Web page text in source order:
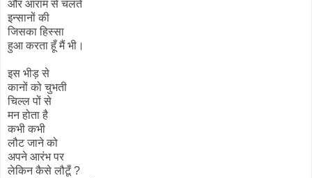
और आराम से चलते
इन्सानों की
जिसका हिस्सा
हुआ करता हूँ मैं भी।
इस भीड़ से
कानों को चुभती
चिल्ल पों से
मन होता है
कभी कभी
लौट जाने को
अपने आरंभ पर
लेकिन कैसे लौटूँ ?